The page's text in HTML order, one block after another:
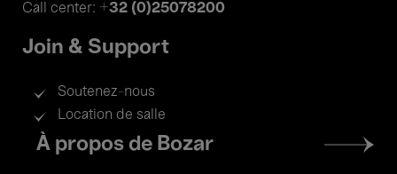
Call center: +32 (0)25078200
Join & Support
Soutenez-nous
Location de salle
Footer
menu
À propos de Bozar